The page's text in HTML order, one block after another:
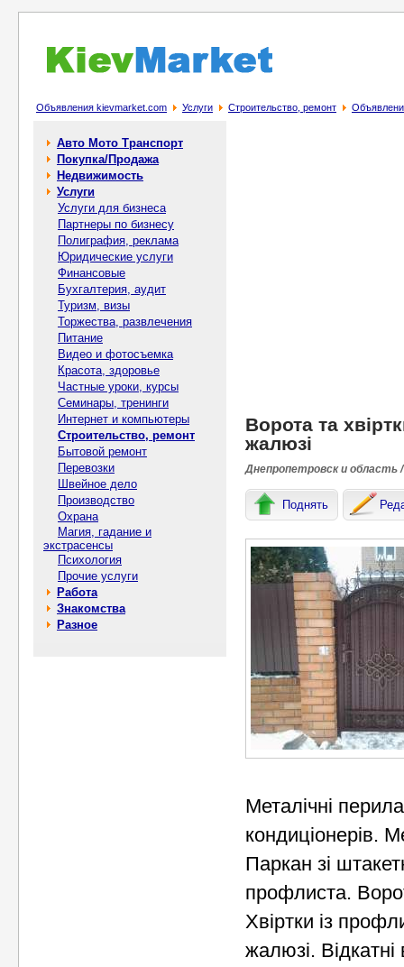
Объявления kievmarket.com Услуги Строительство, ремонт
Авто Мото Транспорт
Покупка/Продажа
Недвижимость
Услуги
Услуги для бизнеса
Партнеры по бизнесу
Полиграфия, реклама
Юридические услуги
Финансовые
Бухгалтерия, аудит
Туризм, визы
Торжества, развлечения
Питание
Видео и фотосъемка
Красота, здоровье
Частные уроки, курсы
Семинары, тренинги
Интернет и компьютеры
Строительство, ремонт
Бытовой ремонт
Перевозки
Швейное дело
Производство
Охрана
Магия, гадание и
экстрасенсы
Психология
Прочие услуги
Работа
Знакомства
Разное
Ворота та
жалюзі
Днепропетровск и область
Поднять
Металічні
кондиціонерів.
Паркан зі
профлиста.
Хвіртки із
жалюзі.